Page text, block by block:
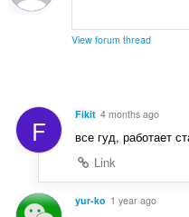
ч
і
н
ч
і
т
і
н
а
ч
л
с
т
ь
ц
і
View forum thread
F Fikit 4 months ago
все гуд, работает
Link
yur-ko 1 year ago